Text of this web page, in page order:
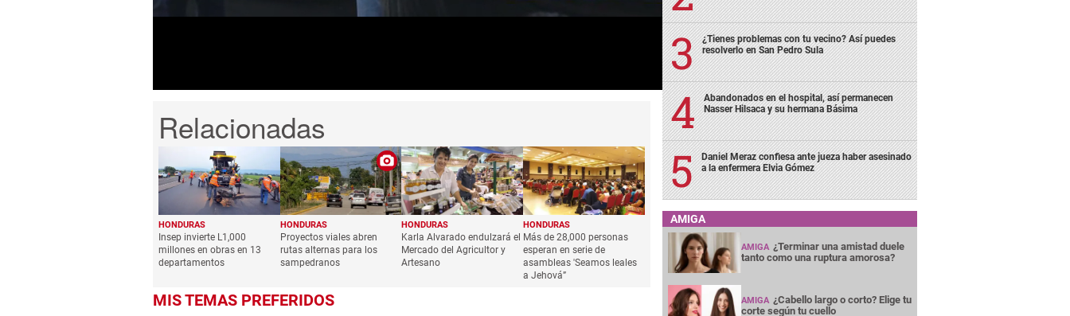
HONDURAS
Insep invierte L1,000
millones en obras en 13
departamentos
HONDURAS
Proyectos viales abren
rutas alternas para los
sampedranos
HONDURAS
Karla Alvarado endulzará el
Mercado del Agricultor y
Artesano
HONDURAS
Más de 28,000 personas
esperan en serie de
asambleas 'Seamos leales
a Jehová”
MIS TEMAS PREFERIDOS
¿Tienes problemas con tu vecino? Así puedes
resolverlo en San Pedro Sula
Abandonados en el hospital, así permanecen
Nasser Hilsaca y su hermana Básima
Daniel Meraz confiesa ante jueza haber asesinado
a la enfermera Elvia Gómez
AMIGA
AMIGA ¿Terminar una amistad duele
tanto como una ruptura amorosa?
AMIGA ¿Cabello largo o corto? Elige tu
corte según tu cuello